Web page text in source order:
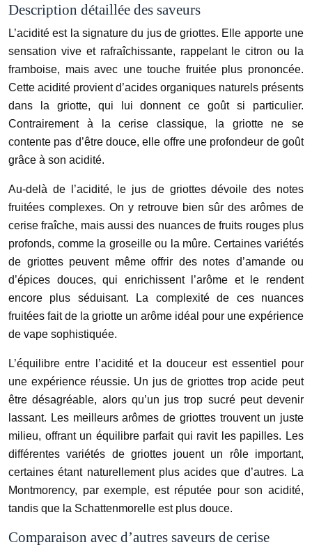
Description détaillée des saveurs
L’acidité est la signature du jus de griottes. Elle apporte une
sensation vive et rafraîchissante, rappelant le citron ou la
framboise, mais avec une touche fruitée plus prononcée.
Cette acidité provient d’acides organiques naturels présents
dans la griotte, qui lui donnent ce goût si particulier.
Contrairement à la cerise classique, la griotte ne se
contente pas d’être douce, elle offre une profondeur de goût
grâce à son acidité.
Au-delà de l’acidité, le jus de griottes dévoile des notes
fruitées complexes. On y retrouve bien sûr des arômes de
cerise fraîche, mais aussi des nuances de fruits rouges plus
profonds, comme la groseille ou la mûre. Certaines variétés
de griottes peuvent même offrir des notes d’amande ou
d’épices douces, qui enrichissent l’arôme et le rendent
encore plus séduisant. La complexité de ces nuances
fruitées fait de la griotte un arôme idéal pour une expérience
de vape sophistiquée.
L’équilibre entre l’acidité et la douceur est essentiel pour
une expérience réussie. Un jus de griottes trop acide peut
être désagréable, alors qu’un jus trop sucré peut devenir
lassant. Les meilleurs arômes de griottes trouvent un juste
milieu, offrant un équilibre parfait qui ravit les papilles. Les
différentes variétés de griottes jouent un rôle important,
certaines étant naturellement plus acides que d’autres. La
Montmorency, par exemple, est réputée pour son acidité,
tandis que la Schattenmorelle est plus douce.
Comparaison avec d’autres saveurs de cerise